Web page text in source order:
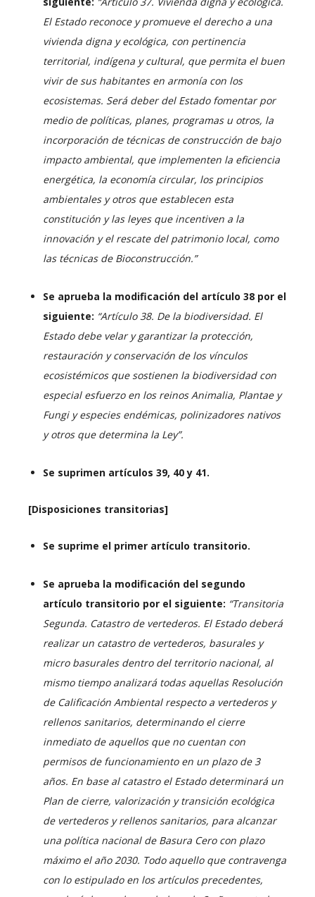
El Estado reconoce y promueve el derecho a una
vivienda digna y ecológica, con pertinencia
territorial, indígena y cultural, que permita el buen
vivir de sus habitantes en armonía con los
ecosistemas. Será deber del Estado fomentar por
medio de políticas, planes, programas u otros, la
incorporación de técnicas de construcción de bajo
impacto ambiental, que implementen la eficiencia
energética, la economía circular, los principios
ambientales y otros que establecen esta
constitución y las leyes que incentiven a la
innovación y el rescate del patrimonio local, como
las técnicas de Bioconstrucción.”
Se aprueba la modificación del artículo 38 por el
siguiente: “Artículo 38. De la biodiversidad. El
Estado debe velar y garantizar la protección,
restauración y conservación de los vínculos
ecosistémicos que sostienen la biodiversidad con
especial esfuerzo en los reinos Animalia, Plantae y
Fungi y especies endémicas, polinizadores nativos
y otros que determina la Ley”.
Se suprimen artículos 39, 40 y 41.
[Disposiciones transitorias]
Se suprime el primer artículo transitorio.
Se aprueba la modificación del segundo
artículo transitorio por el siguiente: “Transitoria
Segunda. Catastro de vertederos. El Estado deberá
realizar un catastro de vertederos, basurales y
micro basurales dentro del territorio nacional, al
mismo tiempo analizará todas aquellas Resolución
de Calificación Ambiental respecto a vertederos y
rellenos sanitarios, determinando el cierre
inmediato de aquellos que no cuentan con
permisos de funcionamiento en un plazo de 3
años. En base al catastro el Estado determinará un
Plan de cierre, valorización y transición ecológica
de vertederos y rellenos sanitarios, para alcanzar
una política nacional de Basura Cero con plazo
máximo el año 2030. Todo aquello que contravenga
con lo estipulado en los artículos precedentes,